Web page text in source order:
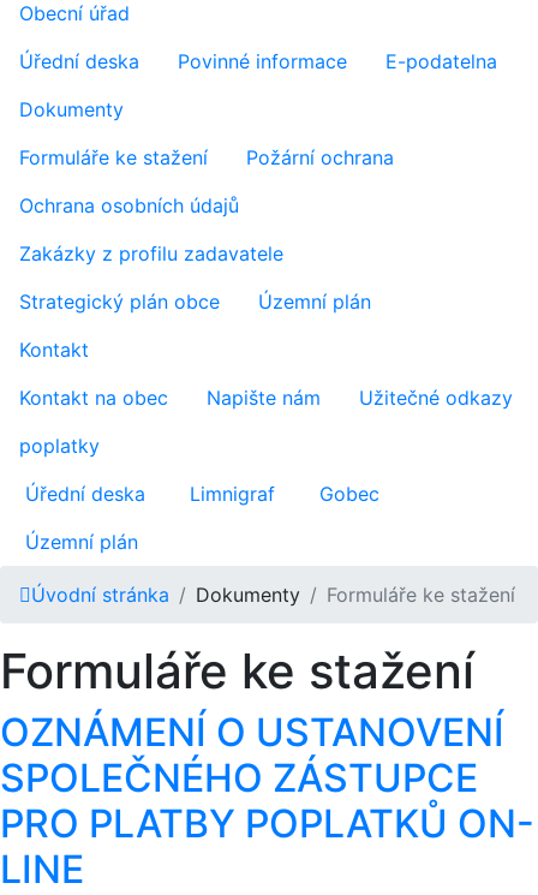
Obecní úřad
Úřední deska
Povinné informace
E-podatelna
Dokumenty
Formuláře ke stažení
Požární ochrana
Ochrana osobních údajů
Zakázky z profilu zadavatele
Strategický plán obce
Územní plán
Kontakt
Kontakt na obec
Napište nám
Užitečné odkazy
poplatky
Úřední deska
Limnigraf
Gobec
Územní plán
Úvodní stránka Dokumenty Formuláře ke stažení
Formuláře ke stažení
OZNÁMENÍ O USTANOVENÍ
SPOLEČNÉHO ZÁSTUPCE
PRO PLATBY POPLATKŮ ON-
LINE